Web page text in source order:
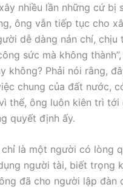
nhiều lần những cứ
ông vẫn tiếp tục cho
dễ dàng nản chí, chịu
sức mà không
không? Phải nói rằng,
chung của đất nước,
thế, ông luôn kiên trì
quyết định ấy.
chỉ là một người có lòng
người tài, biết trọng
đã cho người lập đàn